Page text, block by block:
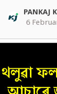
PANKAJ
6